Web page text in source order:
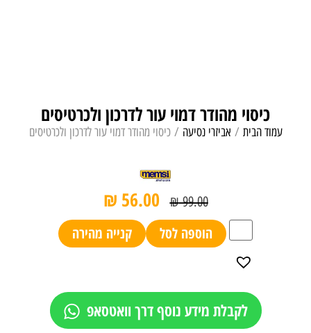
כיסוי מהודר דמוי עור לדרכון ולכרטיסים
עמוד הבית / אביזרי נסיעה / כיסוי מהודר דמוי עור לדרכון ולכרטיסים
₪99.00
₪ 56.00
הוספה לסל קנייה מהירה
לקבלת מידע נוסף דרך וואטסאפ